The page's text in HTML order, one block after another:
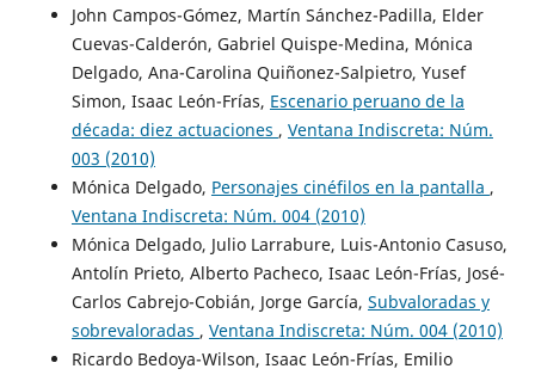
John Campos-Gómez, Martín Sánchez-Padilla, Elder
Cuevas-Calderón, Gabriel Quispe-Medina, Mónica
Delgado, Ana-Carolina Quiñonez-Salpietro, Yusef
Simon, Isaac León-Frías, Escenario peruano de la
década: diez actuaciones , Ventana Indiscreta: Núm.
003 (2010)
Mónica Delgado, Personajes cinéfilos en la pantalla ,
Ventana Indiscreta: Núm. 004 (2010)
Mónica Delgado, Julio Larrabure, Luis-Antonio Casuso,
Antolín Prieto, Alberto Pacheco, Isaac León-Frías, José-
Carlos Cabrejo-Cobián, Jorge García, Subvaloradas y
sobrevaloradas , Ventana Indiscreta: Núm. 004 (2010)
Ricardo Bedoya-Wilson, Isaac León-Frías, Emilio